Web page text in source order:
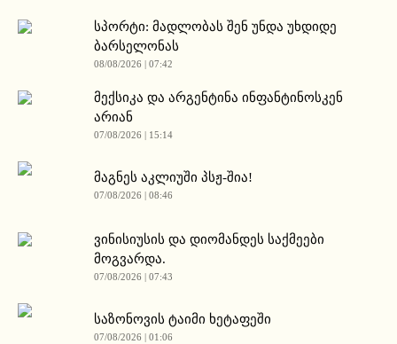
სპორტი: მადლობას შენ უნდა უხდიდე
ბარსელონას
08/08/2026 | 07:42
მექსიკა და არგენტინა ინფანტინოსკენ
არიან
07/08/2026 | 15:14
მაგნეს აკლიუში პსჟ-შია!
07/08/2026 | 08:46
ვინისიუსის და დიომანდეს საქმეები
მოგვარდა.
07/08/2026 | 07:43
საზონოვის ტაიმი ხეტაფეში
07/08/2026 | 01:06